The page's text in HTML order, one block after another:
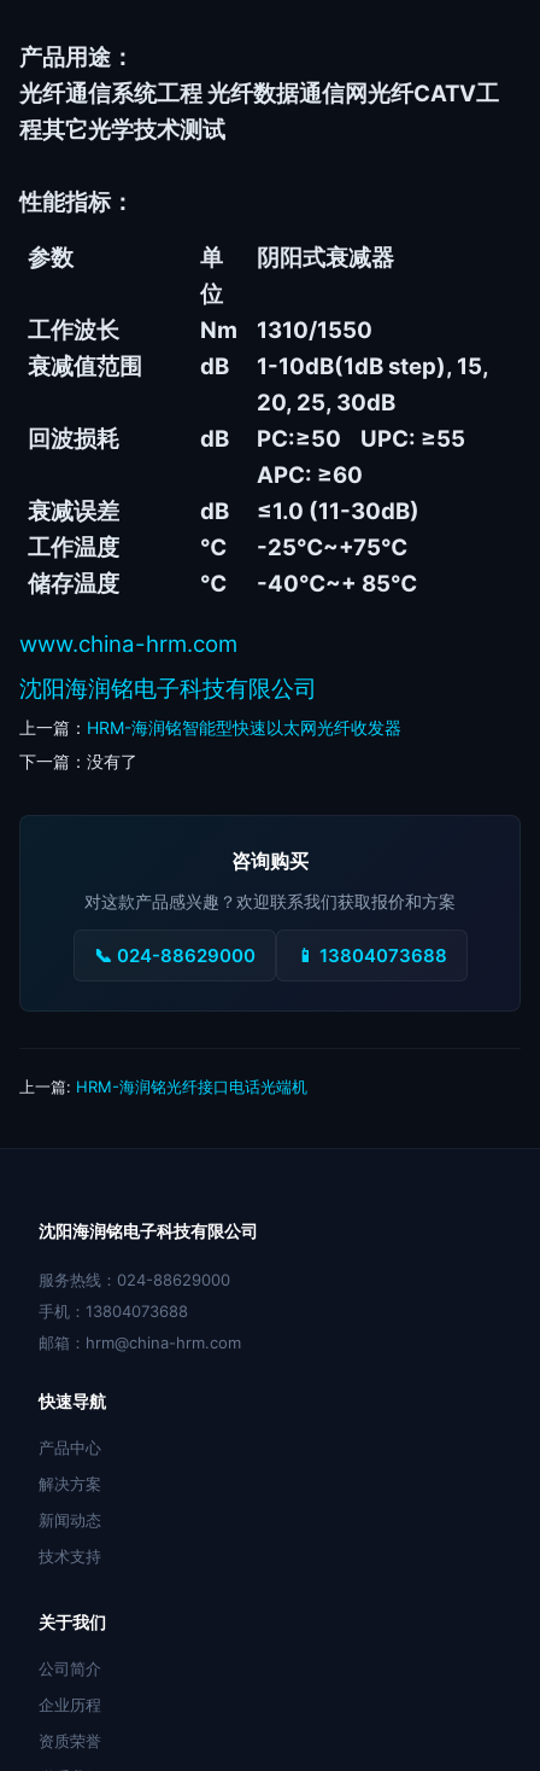
产品用途：
光纤通信系统工程 光纤数据通信网光纤CATV工
程其它光学技术测试
性能指标：
参数
单
位
阴阳式衰减器
工作波长 Nm
1310/1550
衰减值范围
dB
1-10dB(1dB step), 15,
20, 25, 30dB
回波损耗
dB PC:≥50 UPC: ≥55
APC: ≥60
衰减误差
dB
≤1.0 (11-30dB)
工作温度
℃ -25℃~+75℃
储存温度
℃ -40℃~+ 85℃
www.china-hrm.com
沈阳海润铭电子科技有限公司
上一篇： HRM-海润铭智能型快速以太网光纤收发器
下一篇：没有了
咨询购买
对这款产品感兴趣？欢迎联系我们获取报价和方案
📞 024-88629000 📱 13804073688
上一篇: HRM-海润铭光纤接口电话光端机
沈阳海润铭电子科技有限公司
服务热线：024-88629000
手机：13804073688
邮箱：hrm@china-hrm.com
快速导航
产品中心
解决方案
新闻动态
技术支持
关于我们
公司简介
企业历程
资质荣誉